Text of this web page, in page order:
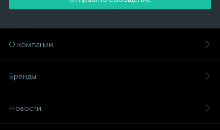
О компании
Бренды
Новости